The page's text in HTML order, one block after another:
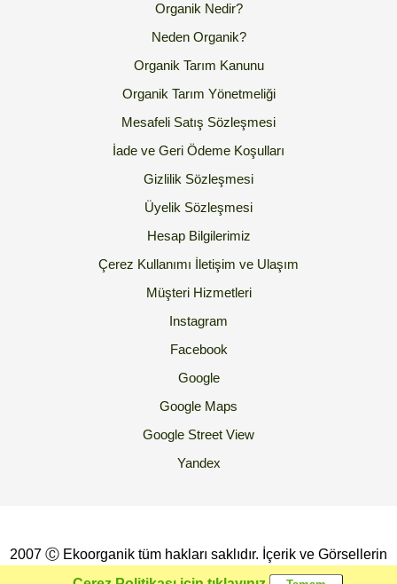
Organik Nedir?
Neden Organik?
Organik Tarım Kanunu
Organik Tarım Yönetmeliği
Mesafeli Satış Sözleşmesi
İade ve Geri Ödeme Koşulları
Gizlilik Sözleşmesi
Üyelik Sözleşmesi
Hesap Bilgilerimiz
Çerez Kullanımı İletişim ve Ulaşım
Müşteri Hizmetleri
Instagram
Facebook
Google
Google Maps
Google Street View
Yandex
2007 Ⓒ Ekoorganik tüm hakları saklıdır. İçerik ve Görsellerin
İzinsiz Kopyalanması yada Kullanılması Yasaktır.